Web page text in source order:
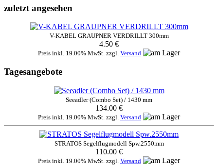
zuletzt angesehen
V-KABEL GRAUPNER VERDRILLT 300mm
4.50 €
Preis inkl. 19.00% MwSt. zzgl. Versand
Tagesangebote
Seeadler (Combo Set) / 1430 mm
134.00 €
Preis inkl. 19.00% MwSt. zzgl. Versand
STRATOS Segelflugmodell Spw.2550mm
110.00 €
Preis inkl. 19.00% MwSt. zzgl. Versand